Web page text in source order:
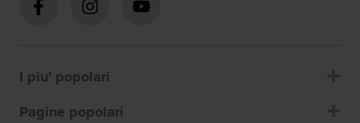
I piu' popolari
Pagine popolari